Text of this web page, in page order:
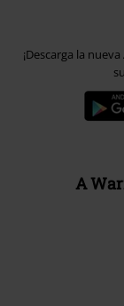
¡Descarga la
A